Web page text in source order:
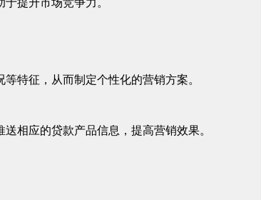
特征，从而制定个性化的营销方案。
相应的贷款产品信息，提高营销效果。